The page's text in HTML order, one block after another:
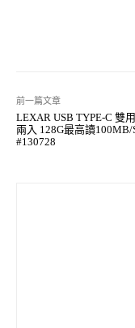
前一篇文章
LEXAR USB TYPE-C 雙
兩入 128G最高讀100MB/
#130728